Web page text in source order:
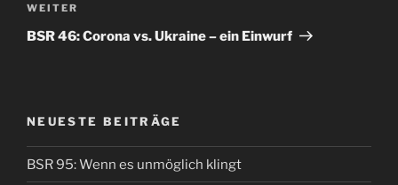
Nächster
Beitrag
WEITER
BSR 46: Corona vs. Ukraine – ein Einwurf
NEUESTE BEITRÄGE
BSR 95: Wenn es unmöglich klingt